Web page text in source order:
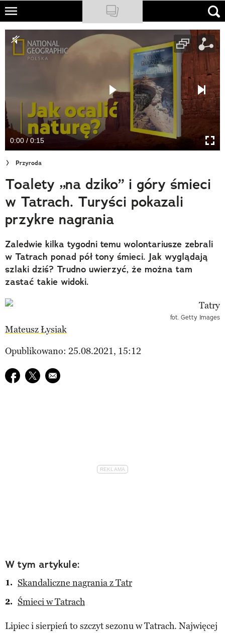
Skip
main
content
NATIONAL GEOGRAPHIC
TRAVELER
Newsletter
Cuda Polski
Wielki Konkurs Fotograficzny
Trendbook Podróżniczy
Polecane
0:00 / 0:15
Przyroda
Toalety „na dziko” i góry śmieci
w Tatrach. Turyści pokazali
przykre nagrania
Zaledwie kilka tygodni temu wolontariusze zebrali
w Tatrach ponad pół tony śmieci. Jak wyglądają
szlaki dziś? Trudno uwierzyć, że można tam
zastać takie widoki.
fot. Getty Images
Mateusz Łysiak
Opublikowano: 25.08.2021, 15:12
Udostępnij na facebook
Udostępnij na twitter
E-mail do przyjaciela
W tym artykule:
Skandaliczne nagrania z Tatr
Śmieci w Tatrach
Lipiec i sierpień to szczyt sezonu w Tatrach. Najwięcej